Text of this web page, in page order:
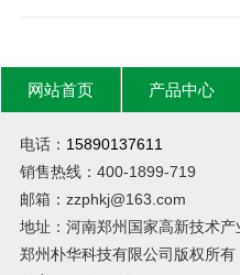
网站首页 产品中心
电话： 15890137611
销售热线：400-1899-719
邮箱：zzphkj@163.com
地址：河南郑州国家高新技术产
郑州朴华科技有限公司版权所有